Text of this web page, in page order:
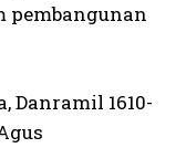
Danramil 1610-